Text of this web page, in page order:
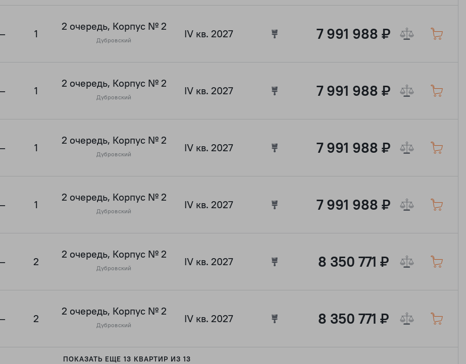
1
2 очередь, Корпус № 2
Дубровский
IV кв. 2027 7 991 988 ₽
1
2 очередь, Корпус № 2
Дубровский
IV кв. 2027 7 991 988 ₽
1
2 очередь, Корпус № 2
Дубровский
IV кв. 2027 7 991 988 ₽
1
2 очередь, Корпус № 2
Дубровский
IV кв. 2027 7 991 988 ₽
2
2 очередь, Корпус № 2
Дубровский
IV кв. 2027 8 350 771 ₽
2
2 очередь, Корпус № 2
Дубровский
IV кв. 2027 8 350 771 ₽
ПОКАЗАТЬ ЕЩЕ 13 КВАРТИР ИЗ 13